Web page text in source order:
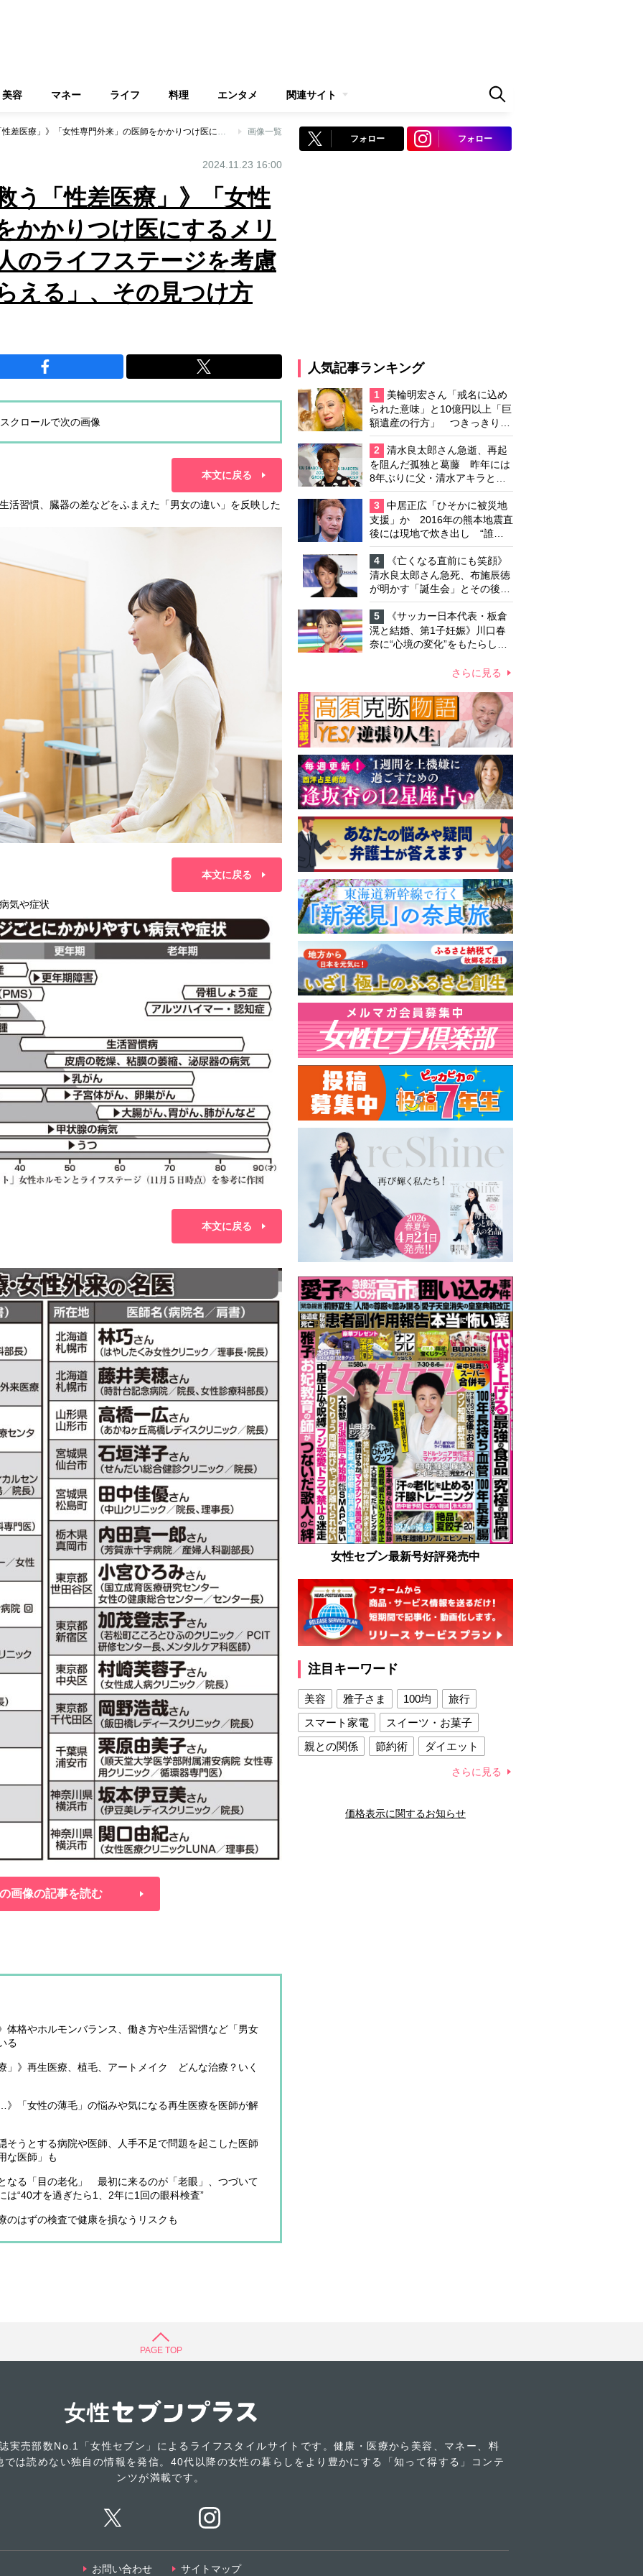
美容 マネー ライフ 料理 エンタメ 関連サイト
《女性の心と体を救う「性差医療」》「女性専門外来」の医師をかかりつけ医にするメリットは「性差と個人のライフステージを考慮し総合的に診てもらえる」、その見つけ方は？ 画像一覧
2024.11.23 16:00
う「性差医療」》「女性
かかりつけ医にするメリ
のライフステージを考慮
える」、その見つけ方
クロールで次の画像
本文に戻る
活習慣、臓器の差などをふまえた「男女の違い」を反映した
本文に戻る
気や症状
本文に戻る
画像の記事を読む
体格やホルモンバランス、働き方や生活習慣など「男女
る
」》再生医療、植毛、アートメイク どんな治療？いく
「女性の薄毛」の悩みや気になる再生医療を医師が解
そうとする病院や医師、人手不足で問題を起こした医師
な医師」も
なる「目の老化」 最初に来るのが「老眼」、つづいて
“40才を過ぎたら1、2年に1回の眼科検査”
はずの検査で健康を損なうリスクも
フォロー フォロー
人気記事ランキング
1
美輪明宏さん「戒名に込め
られた意味」と10億円以上「巨
額遺産の行方」 つきっきりで
私生活をサポートしていた元俳
優が相続か
2
清水良太郎さん急逝、再起
を阻んだ孤独と葛藤 昨年には
8年ぶりに父・清水アキラと共
演、本格的な活動再開に向かっ
ていたが…周囲が懸念していた
「不安定なところ」
3
中居正広「ひそかに被災地
支援」か 2016年の熊本地震直
後には現地で炊き出し “誰に
も知られなくて良い”と、むし
ろ強まる福祉活動への思い
4
《亡くなる直前にも笑顔》
清水良太郎さん急死、布施辰徳
が明かす「誕生会」とその後の
メッセージ
5
《サッカー日本代表・板倉
滉と結婚、第1子妊娠》川口春
奈に“心境の変化”をもたらした
って「がんに蝕まれる母」を演
さらに見る
女性セブン最新号好評発売中
注目キーワード
美容 雅子さま 100均
旅行
スマート家電
スイーツ・お菓子
親との関係
節約術
ダイエット
夫との関係
新津春子 どか食い
さらに見る
価格表示に関するお知らせ
PAGE TOP
実売部数No.1「女性セブン」によるライフスタイルサイトです。健康・医療から美容、マネー、料
は読めない独自の情報を発信。40代以降の女性の暮らしをより豊かにする「知って得する」コンテ
ンツが満載です。
お問い合わせ サイトマップ